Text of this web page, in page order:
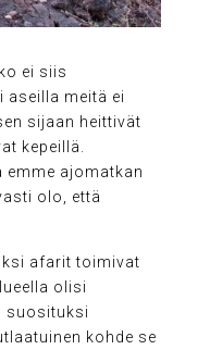
ei siis
aseilla meitä ei
sijaan heittivät
kepeillä.
ajomatkan
olo, että
afarit toimivat
olisi
suosituksi
kohde se